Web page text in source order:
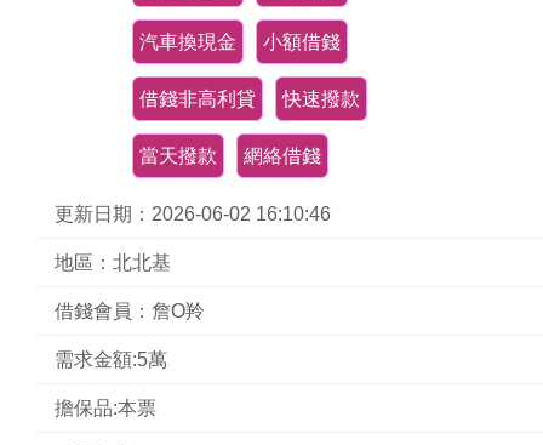
汽車換現金 小額借錢
借錢非高利貸 快速撥款
當天撥款 網絡借錢
更新日期：2026-06-02 16:10:46
地區：北北基
借錢會員：詹O羚
需求金額:5萬
擔保品:本票